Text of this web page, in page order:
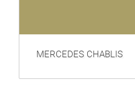
MERCEDES CHABLIS